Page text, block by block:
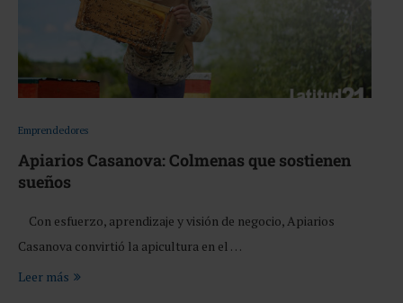
Emprendedores
Apiarios Casanova: Colmenas que sostienen
sueños
Con esfuerzo, aprendizaje y visión de negocio, Apiarios
Casanova convirtió la apicultura en el …
Leer más